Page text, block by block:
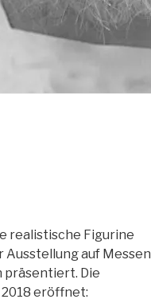
realistische Figurine
Ausstellung auf Messen
präsentiert. Die
eröffnet: